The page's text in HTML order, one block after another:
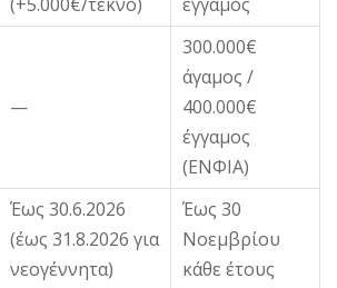
—
300.000€
άγαμος /
400.000€
έγγαμος
(ΕΝΦΙΑ)
Έως 30.6.2026
(έως 31.8.2026 για
νεογέννητα)
Έως 30
Νοεμβρίου
κάθε έτους